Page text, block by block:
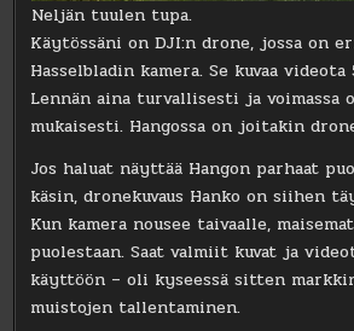
Neljän tuulen tupa.
Käytössäni on DJI:n drone, jossa on
Hasselbladin kamera. Se kuvaa videota
Lennän aina turvallisesti ja voimassa
mukaisesti. Hangossa on joitakin
Jos haluat näyttää Hangon parhaat
käsin, dronekuvaus Hanko on siihen
Kun kamera nousee taivaalle,
puolestaan. Saat valmiit kuvat ja
käyttöön – oli kyseessä sitten
muistojen tallentaminen.